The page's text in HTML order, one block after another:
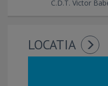
Radiologie
C.D.T. Victor
LOCATIA